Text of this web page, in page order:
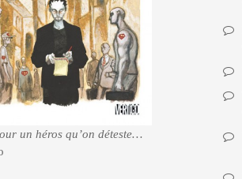
un héros qu’on déteste…